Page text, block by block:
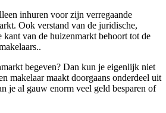
inhuren voor zijn verregaande
Ook verstand van de juridische,
van de huizenmarkt behoort tot de
begeven? Dan kun je eigenlijk niet
makelaar maakt doorgaans onderdeel uit
je al gauw enorm veel geld besparen of